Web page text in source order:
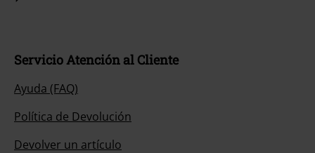
Servicio Atención al Cliente
Ayuda (FAQ)
Política de Devolución
Devolver un artículo